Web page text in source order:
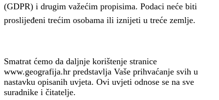
(GDPR) i drugim važećim propisima. Podaci neće biti
proslijeđeni trećim osobama ili iznijeti u treće zemlje.
Smatrat ćemo da daljnje korištenje stranice
www.geografija.hr predstavlja Vaše prihvaćanje svih u
nastavku opisanih uvjeta. Ovi uvjeti odnose se na sve
suradnike i čitatelje.